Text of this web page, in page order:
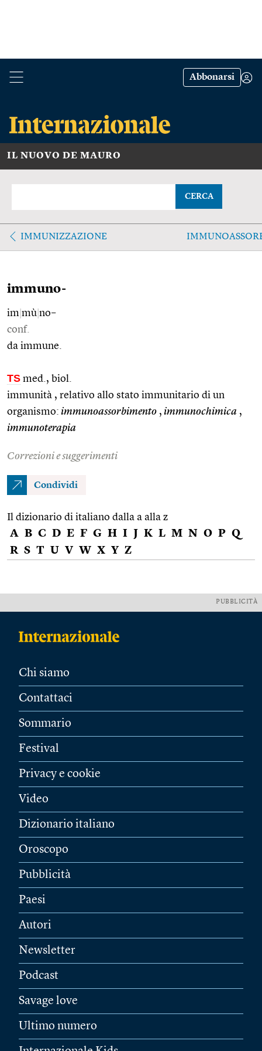
Abbonarsi
IL NUOVO DE MAURO
CERCA
IMMUNIZZAZIONE
immuno-
im mù no–
conf.
da immune.
TS med., biol.
immunità , relativo allo stato immunitario di un
organismo: immunoassorbimento , immunochimica ,
immunoterapia
Correzioni e suggerimenti
Condividi
Il dizionario di italiano dalla a alla z
A B C D E F G H I J K L M N O P Q
R S T U V W X Y Z
PUBBLICITÀ
Chi siamo
Contattaci
Sommario
Festival
Privacy e cookie
Video
Dizionario italiano
Oroscopo
Pubblicità
Paesi
Autori
Newsletter
Podcast
Savage love
Ultimo numero